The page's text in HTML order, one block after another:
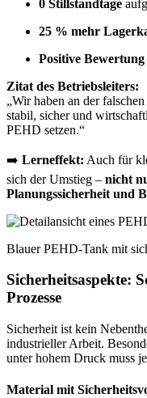
0 Stillstandtage
25 % mehr
Positive Bewertung
Zitat des Betriebsleiters:
„Wir haben an der
stabil, sicher und
PEHD setzen.“
➡️ Lerneffekt: Auch für
sich der Umstieg – nicht
Planungssicherheit und
Blauer PEHD-Tank mit
Sicherheitsaspekte:
Prozesse
Sicherheit ist kein
industrieller Arbeit.
unter hohem Druck muss
Material mit